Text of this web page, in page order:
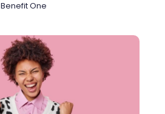
Benefit One